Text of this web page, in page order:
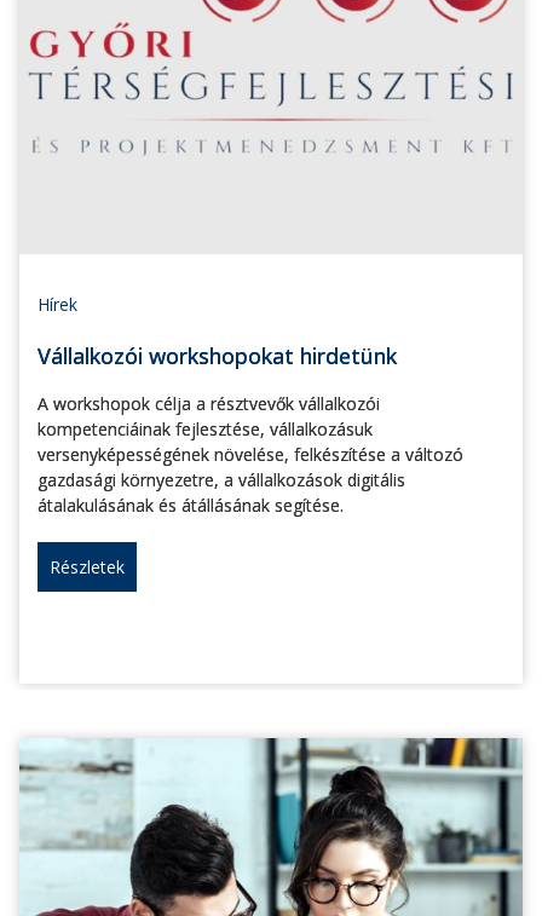
Hírek
Vállalkozói workshopokat hirdetünk
A workshopok célja a résztvevők vállalkozói
kompetenciáinak fejlesztése, vállalkozásuk
versenyképességének növelése, felkészítése a változó
gazdasági környezetre, a vállalkozások digitális
átalakulásának és átállásának segítése.
Részletek